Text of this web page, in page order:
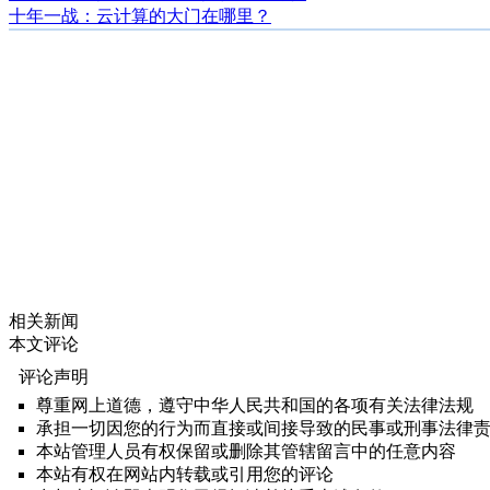
十年一战：云计算的大门在哪里？
相关新闻
本文评论
评论声明
尊重网上道德，遵守中华人民共和国的各项有关法律法规
承担一切因您的行为而直接或间接导致的民事或刑事法律
本站管理人员有权保留或删除其管辖留言中的任意内容
本站有权在网站内转载或引用您的评论